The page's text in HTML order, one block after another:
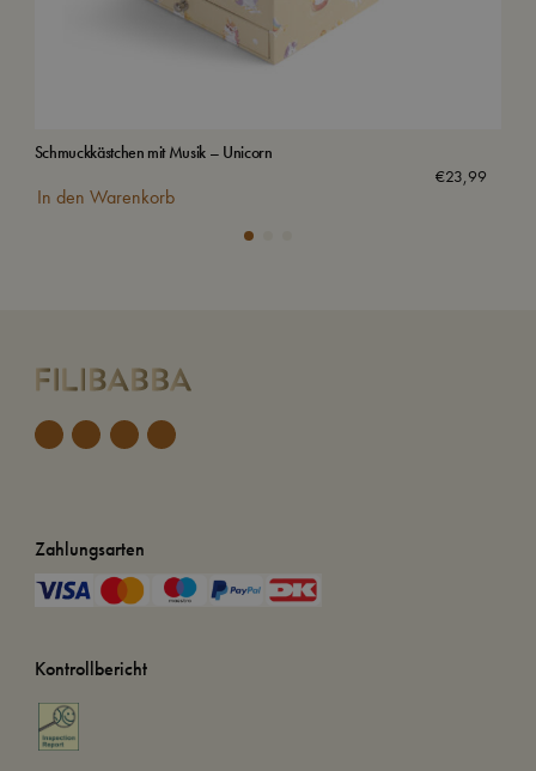
Schmuckkästchen mit Musik – Unicorn
€23,99
In den Warenkorb
Zahlungsarten
Kontrollbericht